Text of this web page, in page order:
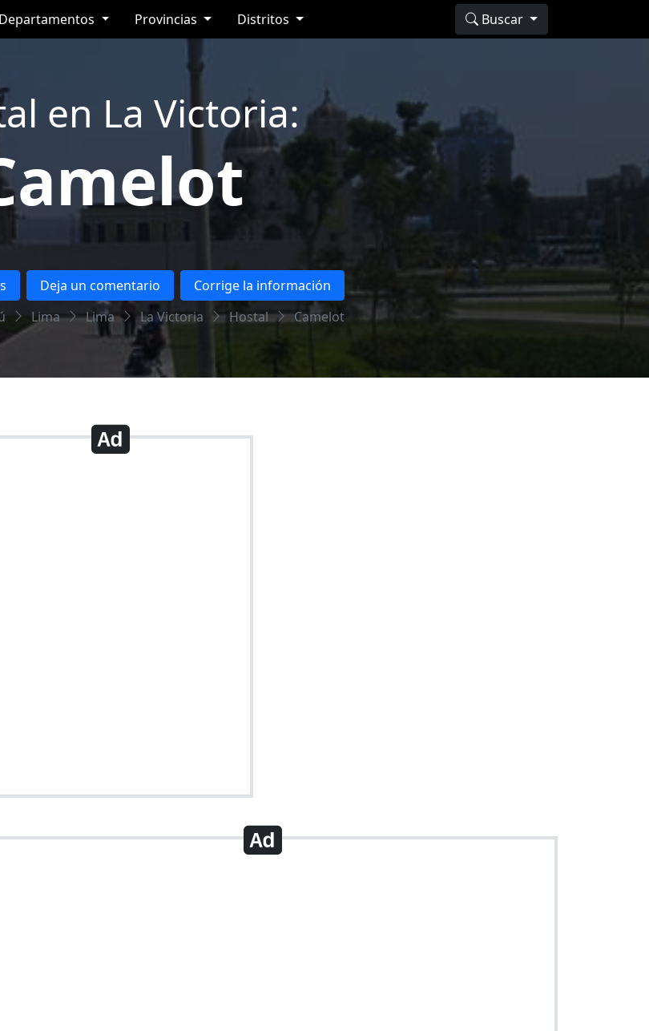
Departamentos Provincias Distritos Buscar
en La Victoria:
Deja un comentario
Corrige la información
Lima Lima La Victoria Hostal Camelot